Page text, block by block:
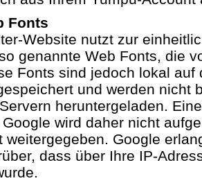
Fonts
Website nutzt zur
genannte Web Fonts, die
Fonts sind jedoch lokal auf
und werden nicht
heruntergeladen.
wird daher nicht
weitergegeben. Google
dass über Ihre IP-